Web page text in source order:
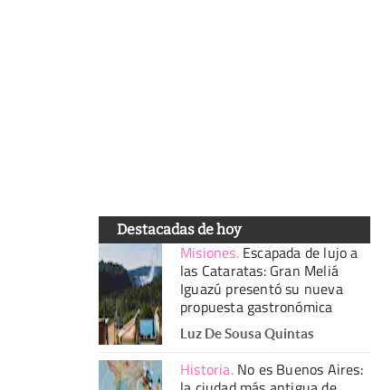
Destacadas de hoy
Misiones. Escapada de lujo a
las Cataratas: Gran Meliá
Iguazú presentó su nueva
propuesta gastronómica
Luz De Sousa Quintas
Historia. No es Buenos Aires: